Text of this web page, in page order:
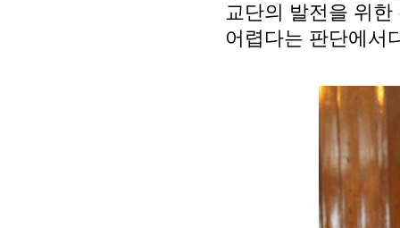
교단의 발전을 위
어렵다는 판단에서